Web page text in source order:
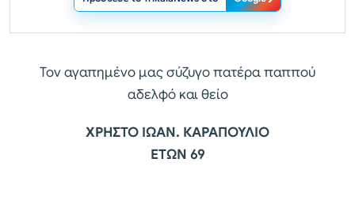
Τον αγαπημένο μας σύζυγο πατέρα παππού
αδελφό και θείο
ΧΡΗΣΤΟ ΙΩΑΝ. ΚΑΡΑΠΟΥΛΙΟ
ΕΤΩΝ 69